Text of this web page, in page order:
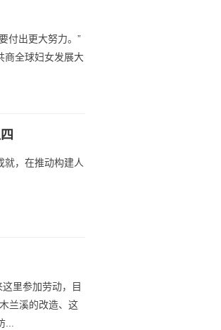
付出更大努力。”
商全球妇女发展大
就，在推动构建人
里参加劳动，目
兰溪的改造、这